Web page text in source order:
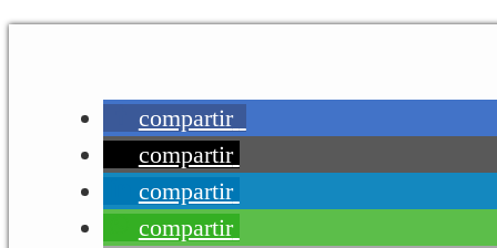
compartir
compartir
compartir
compartir